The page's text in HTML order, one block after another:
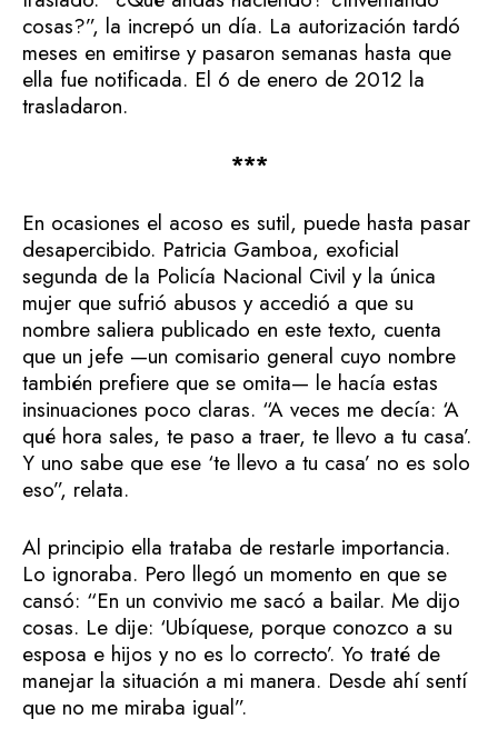
cosas?”, la increpó un día. La autorización tardó
meses en emitirse y pasaron semanas hasta que
ella fue notificada. El 6 de enero de 2012 la
trasladaron.
***
En ocasiones el acoso es sutil, puede hasta pasar
desapercibido. Patricia Gamboa, exoficial
segunda de la Policía Nacional Civil y la única
mujer que sufrió abusos y accedió a que su
nombre saliera publicado en este texto, cuenta
que un jefe —un comisario general cuyo nombre
también prefiere que se omita— le hacía estas
insinuaciones poco claras. “A veces me decía: ‘A
qué hora sales, te paso a traer, te llevo a tu casa’.
Y uno sabe que ese ‘te llevo a tu casa’ no es solo
eso”, relata.
Al principio ella trataba de restarle importancia.
Lo ignoraba. Pero llegó un momento en que se
cansó: “En un convivio me sacó a bailar. Me dijo
cosas. Le dije: ‘Ubíquese, porque conozco a su
esposa e hijos y no es lo correcto’. Yo traté de
manejar la situación a mi manera. Desde ahí sentí
que no me miraba igual”.